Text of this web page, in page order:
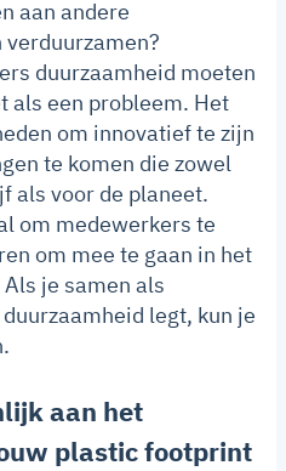
aan andere
duurzaamheid moeten
als een probleem. Het
om innovatief te zijn
te komen die zowel
als voor de planeet.
om medewerkers te
om mee te gaan in het
je samen als
legt, kun je
aan het
plastic footprint